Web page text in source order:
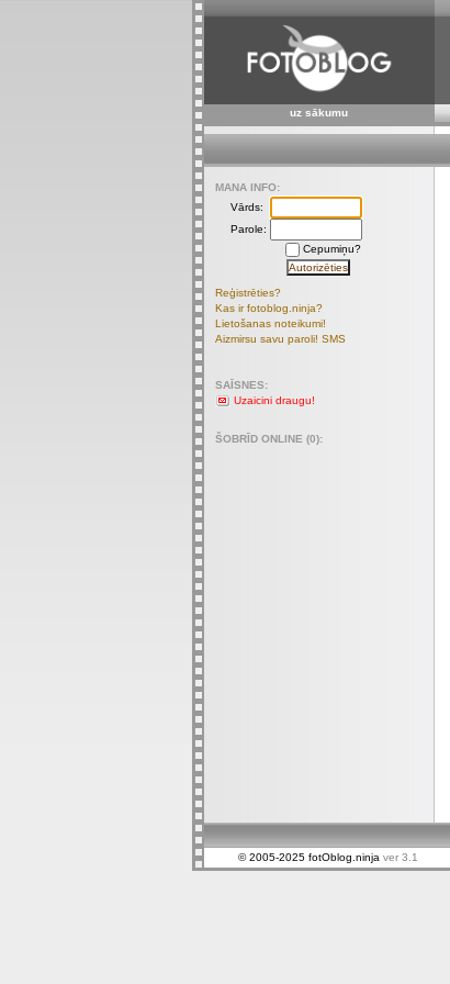
uz sākumu
MANA INFO:
Vārds:
Parole:
Cepumiņu?
Reģistrēties?
Kas ir fotoblog.ninja?
Lietošanas noteikumi!
Aizmirsu savu paroli! SMS
SAĪSNES:
Uzaicini draugu!
ŠOBRĪD ONLINE (0):
© 2005-2025 fotOblog.ninja ver 3.1